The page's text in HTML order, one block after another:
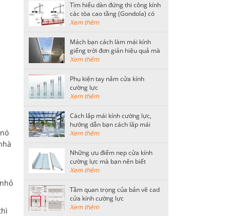
Tìm hiểu dàn đứng thi công kính
các tòa cao tầng (Gondola) có
kết cấu như thế nào?
Xem thêm
Mách bạn cách làm mái kính
giếng trời đơn giản hiệu quả mà
tiết kiệm nhất
Xem thêm
Phụ kiện tay nắm cửa kính
cường lực
Xem thêm
Cách lắp mái kính cường lực,
hướng dẫn bạn cách lắp mái
kính an toàn
Xem thêm
Những ưu điểm nẹp cửa kính
cường lực mà bạn nên biết
Xem thêm
Tầm quan trọng của bản vẽ cad
cửa kính cường lực
Xem thêm